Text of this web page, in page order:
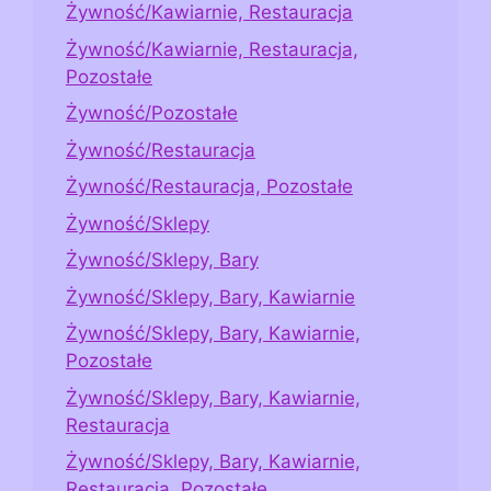
Żywność/Kawiarnie, Restauracja
Żywność/Kawiarnie, Restauracja,
Pozostałe
Żywność/Pozostałe
Żywność/Restauracja
Żywność/Restauracja, Pozostałe
Żywność/Sklepy
Żywność/Sklepy, Bary
Żywność/Sklepy, Bary, Kawiarnie
Żywność/Sklepy, Bary, Kawiarnie,
Pozostałe
Żywność/Sklepy, Bary, Kawiarnie,
Restauracja
Żywność/Sklepy, Bary, Kawiarnie,